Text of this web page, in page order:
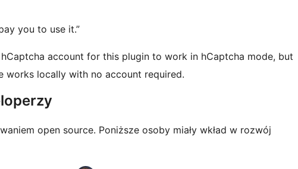
you to use it.”
account for this plugin to work in hCaptcha mode, but
works locally with no account required.
open source. Poniższe osoby miały wkład w rozwój